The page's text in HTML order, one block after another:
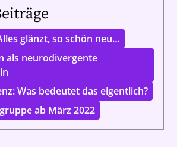
glänzt, so schön neu…
als neurodivergente
Was bedeutet das eigentlich?
ab März 2022